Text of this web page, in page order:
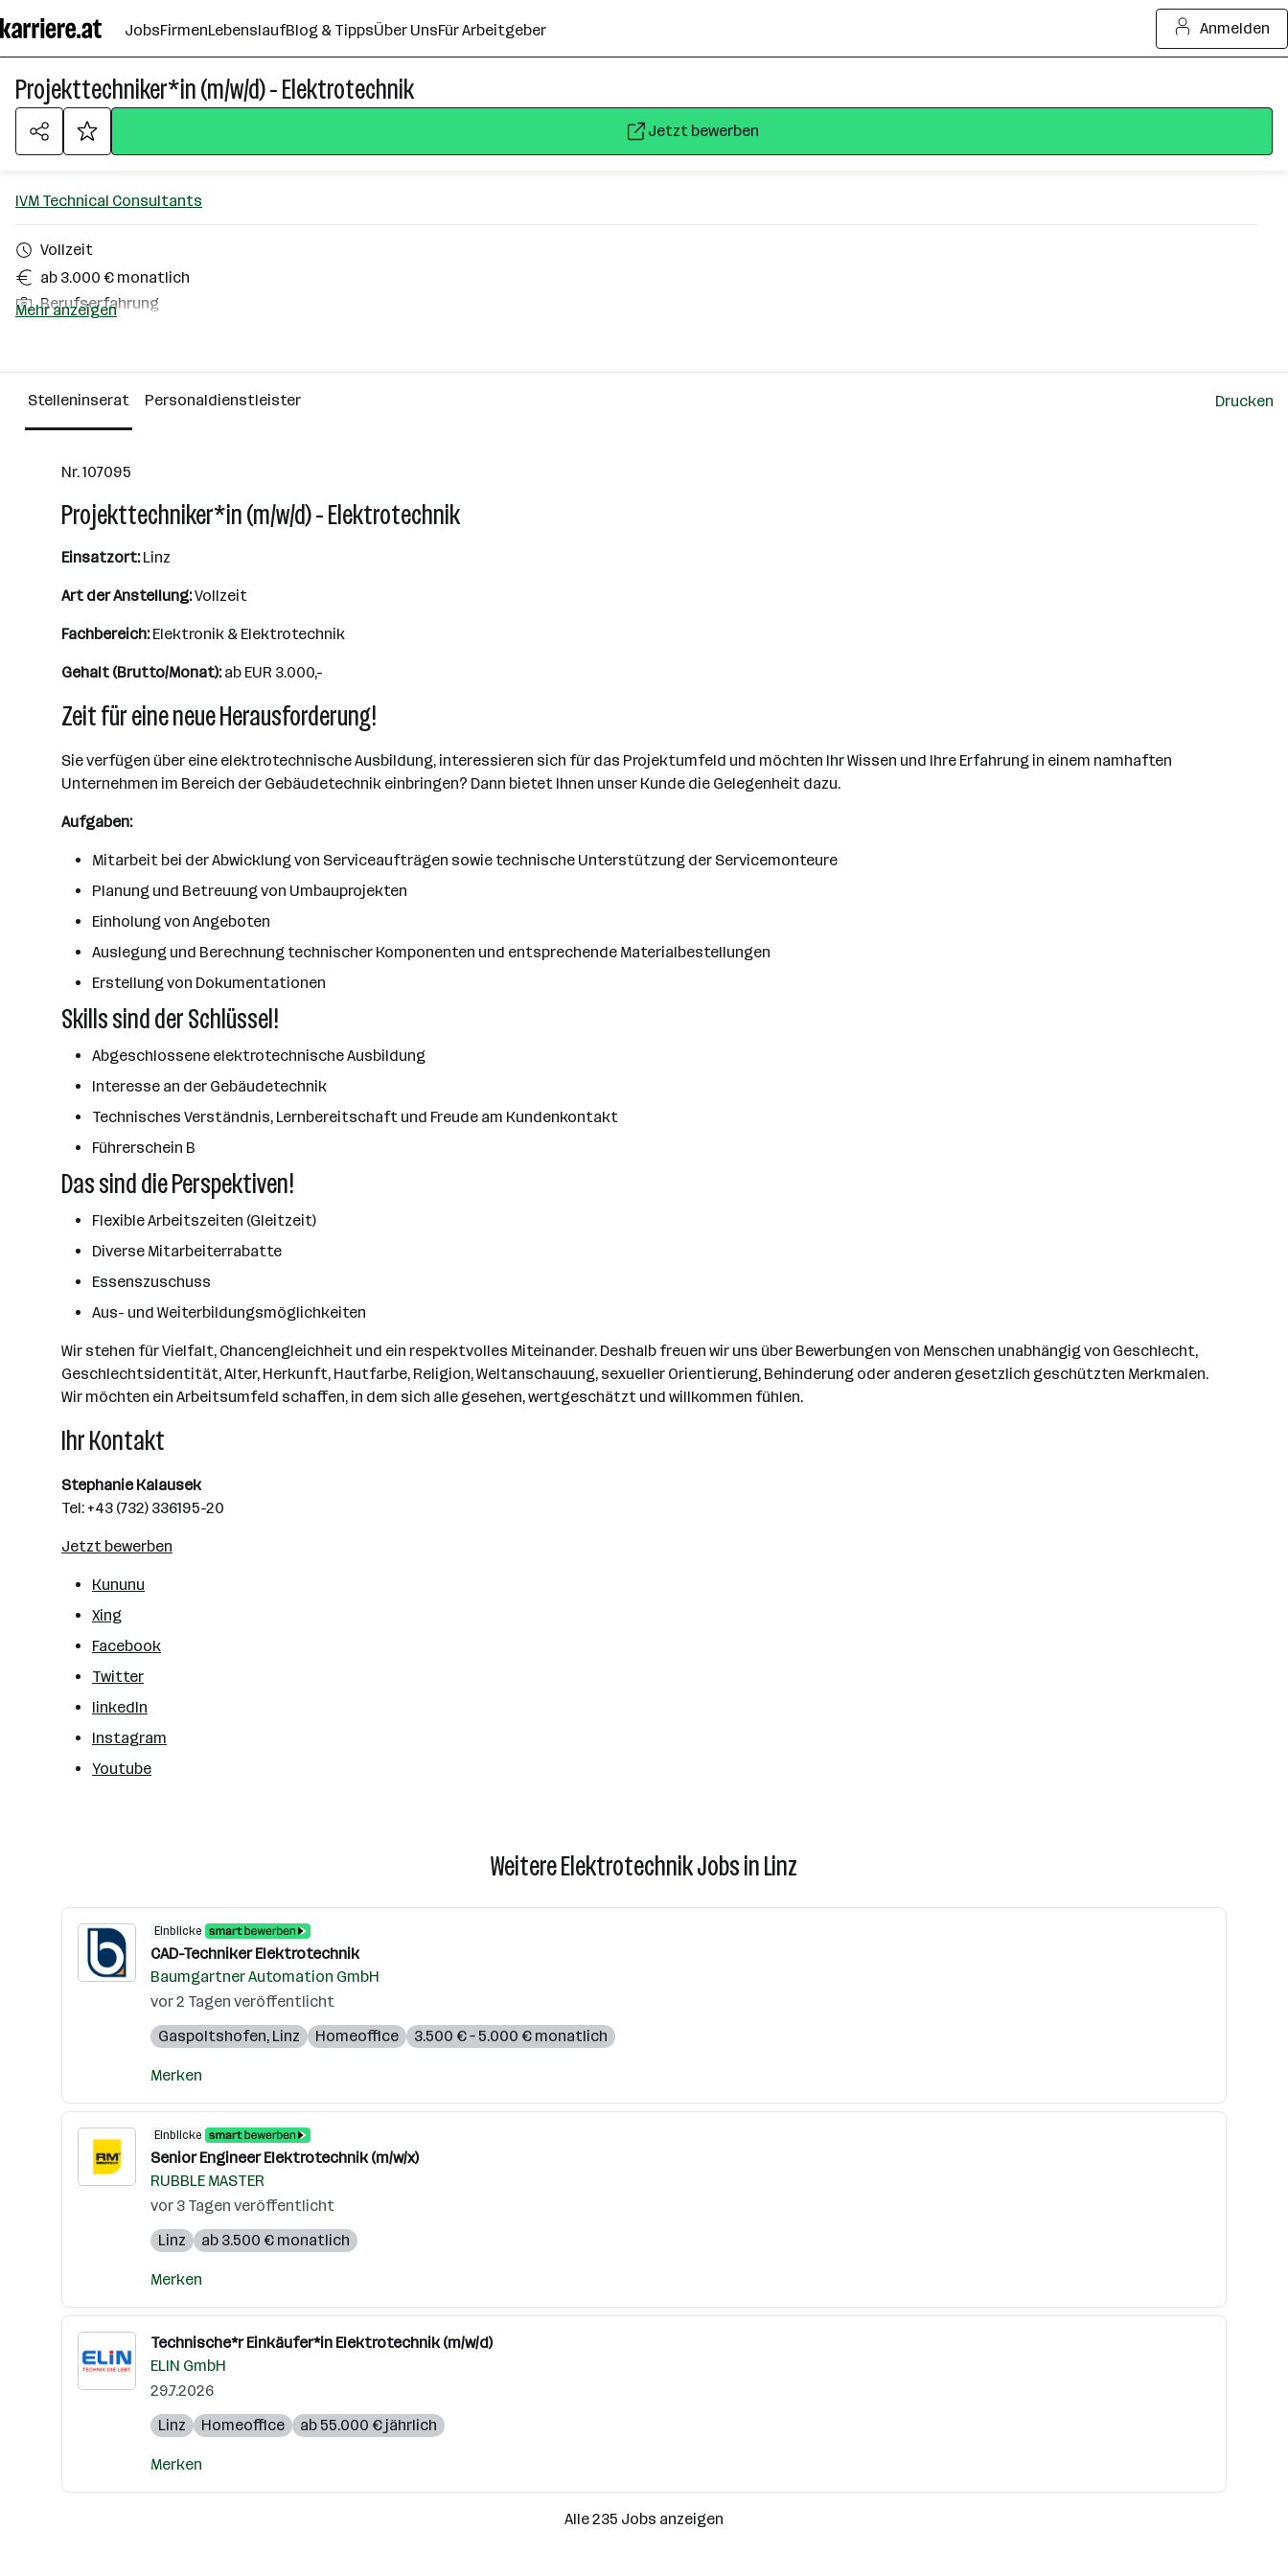
Seiteninhalt
springen
JobsFirmenLebenslaufBlog & TippsÜber UnsFür Arbeitgeber Anmelden
Projekttechniker*in (m/w/d) - Elektrotechnik
Jetzt bewerben
IVM Technical Consultants
Vollzeit
ab 3.000 € monatlich
Berufserfahrung
Über das Unternehmen
Wien Vösendorf
Mehr anzeigen
Stelleninserat Personaldienstleister Drucken
Nr. 107095
Projekttechniker*in (m/w/d) - Elektrotechnik
Einsatzort:Linz
Art der Anstellung:Vollzeit
Fachbereich:Elektronik & Elektrotechnik
Gehalt (Brutto/Monat):ab EUR 3.000,-
Zeit für eine neue Herausforderung!
Sie verfügen über eine elektrotechnische Ausbildung, interessieren sich für das Projektumfeld und möchten Ihr Wissen und Ihre Erfahrung in einem namhaften
Unternehmen im Bereich der Gebäudetechnik einbringen? Dann bietet Ihnen unser Kunde die Gelegenheit dazu.
Aufgaben:
Mitarbeit bei der Abwicklung von Serviceaufträgen sowie technische Unterstützung der Servicemonteure
Planung und Betreuung von Umbauprojekten
Einholung von Angeboten
Auslegung und Berechnung technischer Komponenten und entsprechende Materialbestellungen
Erstellung von Dokumentationen
Skills sind der Schlüssel!
Abgeschlossene elektrotechnische Ausbildung
Interesse an der Gebäudetechnik
Technisches Verständnis, Lernbereitschaft und Freude am Kundenkontakt
Führerschein B
Das sind die Perspektiven!
Flexible Arbeitszeiten (Gleitzeit)
Diverse Mitarbeiterrabatte
Essenszuschuss
Aus- und Weiterbildungsmöglichkeiten
Wir stehen für Vielfalt, Chancengleichheit und ein respektvolles Miteinander. Deshalb freuen wir uns über Bewerbungen von Menschen unabhängig von Geschlecht,
Geschlechtsidentität, Alter, Herkunft, Hautfarbe, Religion, Weltanschauung, sexueller Orientierung, Behinderung oder anderen gesetzlich geschützten Merkmalen.
Wir möchten ein Arbeitsumfeld schaffen, in dem sich alle gesehen, wertgeschätzt und willkommen fühlen.
Ihr Kontakt
Stephanie Kalausek
Tel: +43 (732) 336195-20
Jetzt bewerben
Kununu
Xing
Facebook
Twitter
linkedIn
Instagram
Youtube
Weitere Elektrotechnik Jobs in Linz
Einblicke
CAD-Techniker Elektrotechnik
Baumgartner Automation GmbH
vor 2 Tagen veröffentlicht
Gaspoltshofen, Linz Homeoffice 3.500 € – 5.000 € monatlich
Merken
Einblicke
Senior Engineer Elektrotechnik (m/w/x)
RUBBLE MASTER
vor 3 Tagen veröffentlicht
Linz
ab 3.500 € monatlich
Merken
Technische*r Einkäufer*in Elektrotechnik (m/w/d)
ELIN GmbH
29.7.2026
Linz
Homeoffice ab 55.000 € jährlich
Merken
Alle 235 Jobs anzeigen